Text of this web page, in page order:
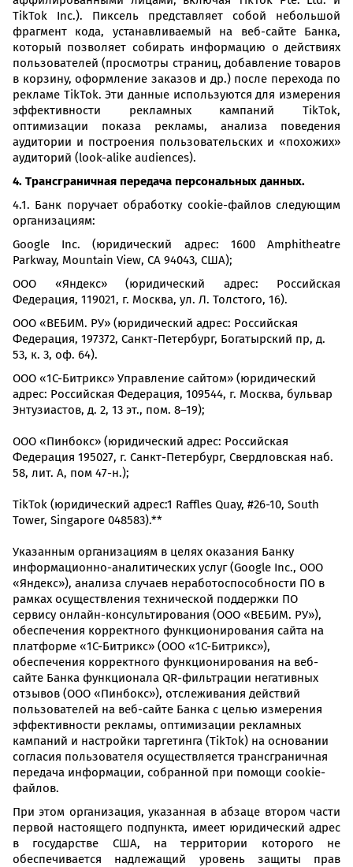
TikTok Inc.). Пиксель представляет собой небольшой
фрагмент кода, устанавливаемый на веб-сайте Банка,
который позволяет собирать информацию о действиях
пользователей (просмотры страниц, добавление товаров
в корзину, оформление заказов и др.) после перехода по
рекламе TikTok. Эти данные используются для измерения
эффективности рекламных кампаний TikTok,
оптимизации показа рекламы, анализа поведения
аудитории и построения пользовательских и «похожих»
аудиторий (look-alike audiences).
4. Трансграничная передача персональных данных.
4.1. Банк поручает обработку cookie-файлов следующим
организациям:
Google Inc. (юридический адрес: 1600 Amphitheatre
Parkway, Mountain View, CA 94043, США);
ООО «Яндекс» (юридический адрес: Российская
Федерация, 119021, г. Москва, ул. Л. Толстого, 16).
ООО «ВЕБИМ. РУ» (юридический адрес: Российская
Федерация, 197372, Санкт-Петербург, Богатырский пр, д.
53, к. 3, оф. 64).
ООО «1С-Битрикс» Управление сайтом» (юридический
адрес: Российская Федерация, 109544, г. Москва, бульвар
Энтузиастов, д. 2, 13 эт., пом. 8–19);
ООО «Пинбокс» (юридический адрес: Российская
Федерация 195027, г. Санкт-Петербург, Свердловская наб.
58, лит. А, пом 47-н.);
TikTok (юридический адрес:1 Raffles Quay, #26-10, South
Tower, Singapore 048583).**
Указанным организациям в целях оказания Банку
информационно-аналитических услуг (Google Inc., ООО
«Яндекс»), анализа случаев неработоспособности ПО в
рамках осуществления технической поддержки ПО
сервису онлайн-консультирования (ООО «ВЕБИМ. РУ»),
обеспечения корректного функционирования сайта на
платформе «1С-Битрикс» (ООО «1С-Битрикс»),
обеспечения корректного функционирования на веб-
сайте Банка функционала QR-фильтрации негативных
отзывов (ООО «Пинбокс»), отслеживания действий
пользователей на веб-сайте Банка с целью измерения
эффективности рекламы, оптимизации рекламных
кампаний и настройки таргетинга (TikTok) на основании
согласия пользователя осуществляется трансграничная
передача информации, собранной при помощи cookie-
файлов.
При этом организация, указанная в абзаце втором части
первой настоящего подпункта, имеет юридический адрес
в государстве США, на территории которого не
обеспечивается надлежащий уровень защиты прав